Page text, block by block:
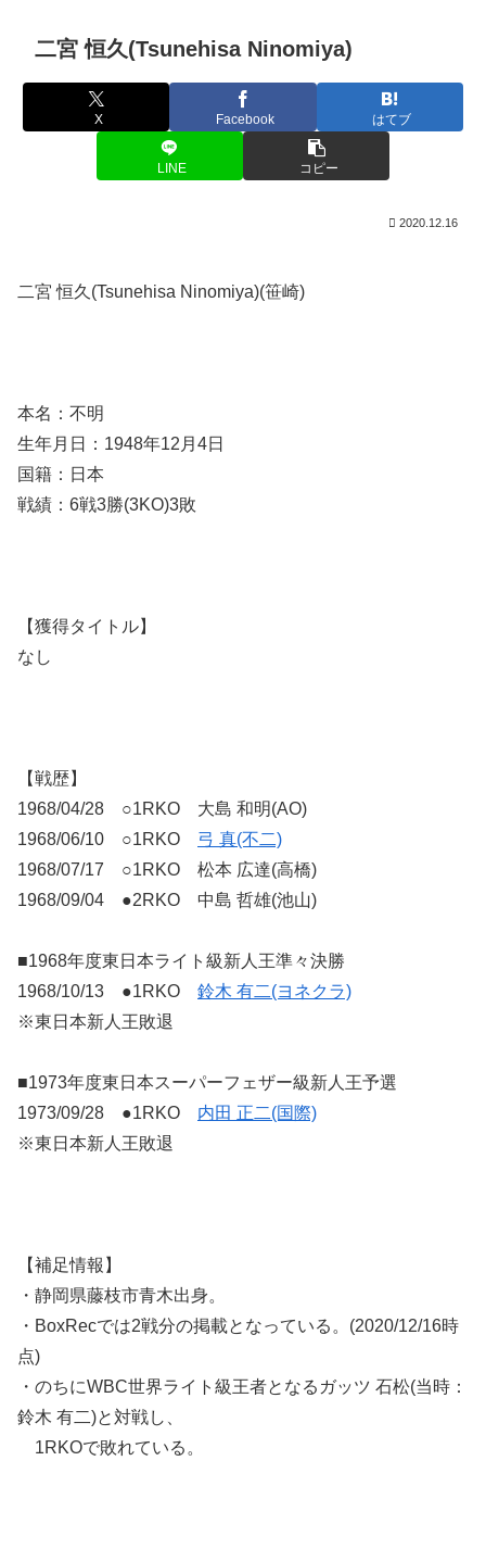
二宮 恒久(Tsunehisa Ninomiya)
X Facebook はてブ
LINE コピー
2020.12.16
二宮 恒久(Tsunehisa Ninomiya)(笹崎)
本名：不明
生年月日：1948年12月4日
国籍：日本
戦績：6戦3勝(3KO)3敗
【獲得タイトル】
なし
【戦歴】
1968/04/28 ○1RKO 大島 和明(AO)
1968/06/10 ○1RKO 弓 真(不二)
1968/07/17 ○1RKO 松本 広達(高橋)
1968/09/04 ●2RKO 中島 哲雄(池山)
■1968年度東日本ライト級新人王準々決勝
1968/10/13 ●1RKO 鈴木 有二(ヨネクラ)
※東日本新人王敗退
■1973年度東日本スーパーフェザー級新人王予選
1973/09/28 ●1RKO 内田 正二(国際)
※東日本新人王敗退
【補足情報】
・静岡県藤枝市青木出身。
・BoxRecでは2戦分の掲載となっている。(2020/12/16時
点)
・のちにWBC世界ライト級王者となるガッツ 石松(当時：
鈴木 有二)と対戦し、
1RKOで敗れている。